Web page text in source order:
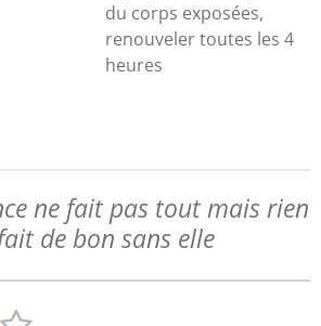
du corps exposées,
renouveler toutes les 4
heures
ne fait pas tout mais rien
de bon sans elle
E